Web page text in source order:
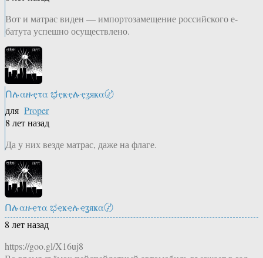
Вот и матрас виден — импортозамещение российского е-
батута успешно осуществлено.
Ոሉαዙҿτα ಭҿҝҿሉҿʓяҝα〄
для Proper
8 лет назад
Да у них везде матрас, даже на флаге.
Ոሉαዙҿτα ಭҿҝҿሉҿʓяҝα〄
8 лет назад
https://goo.gl/X16uj8